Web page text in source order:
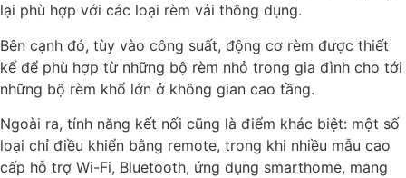
lại phù hợp với các loại rèm vải thông dụng.
Bên cạnh đó, tùy vào công suất, động cơ rèm được thiết
kế để phù hợp từ những bộ rèm nhỏ trong gia đình cho tới
những bộ rèm khổ lớn ở không gian cao tầng.
Ngoài ra, tính năng kết nối cũng là điểm khác biệt: một số
loại chỉ điều khiển bằng remote, trong khi nhiều mẫu cao
cấp hỗ trợ Wi-Fi, Bluetooth, ứng dụng smarthome, mang